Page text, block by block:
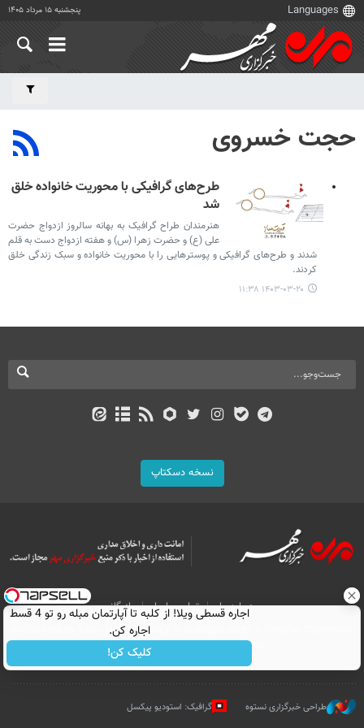
پنجشنبه ۱۵ مرداد ۱۴۰۵
حجت خسروی
طرح‌های گرافیکی با محوریت خانواده خلق
شد
هنرمندان طراح گرافیک به بهانه سالروز ازدواج حضرت
علی (ع) و حضرت زهرا (س) و هفته ازدواج دست به قلم
شدند و طرح‌های گرافیکی و پوسترهایی را با محوریت خانواده و سبک زندگی خلق
کردند.
۱۴۰۳-۰۳-۲۰ ۱۱:۳۸
نسخه دسکتاپ
درباره ما تماس با ما
بازرگانی
All Content by Mehr News Agency is licensed under a Creative Commons
Attribution 4.0 International License.
طراحی خبرگزاری نستوه گرافیک: استودیو پیکسل
اجاره‌ قسطی ویلا! از کلبه تا آپارتمان مبله رو تو 4 قسط
اجاره کن.
کلیک کن!